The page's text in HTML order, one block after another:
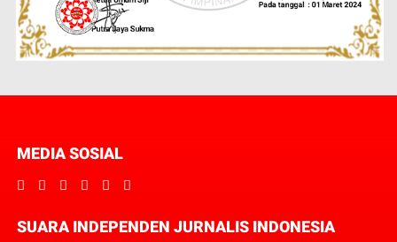
MEDIA SOSIAL
SUARA INDEPENDEN JURNALIS INDONESIA